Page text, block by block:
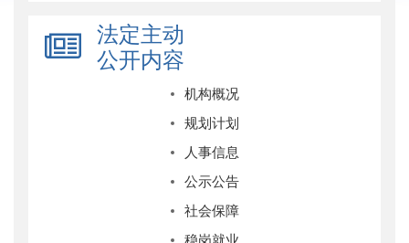
法定主动
公开内容
机构概况
规划计划
人事信息
公示公告
社会保障